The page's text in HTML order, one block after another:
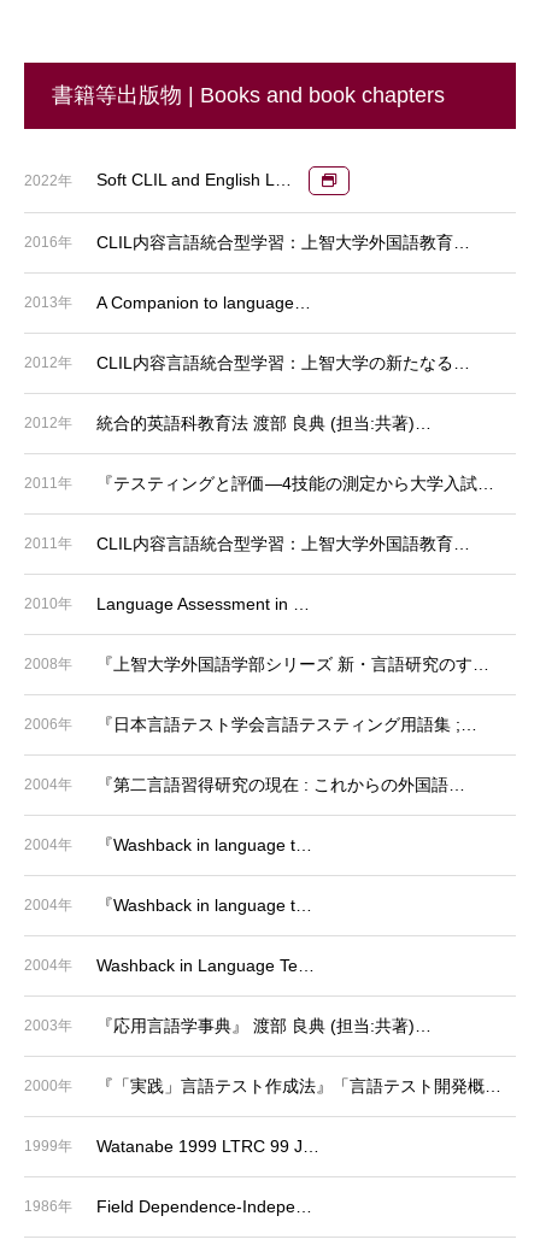
書籍等出版物 | Books and book chapters
Soft CLIL and English L…
2022年
CLIL内容言語統合型学習：上智大学外国語教育…
2016年
A Companion to language…
2013年
CLIL内容言語統合型学習：上智大学の新たなる…
2012年
統合的英語科教育法 渡部 良典 (担当:共著)…
2012年
『テスティングと評価―4技能の測定から大学入試…
2011年
CLIL内容言語統合型学習：上智大学外国語教育…
2011年
Language Assessment in …
2010年
『上智大学外国語学部シリーズ 新・言語研究のす…
2008年
『日本言語テスト学会言語テスティング用語集 ;…
2006年
『第二言語習得研究の現在 : これからの外国語…
2004年
『Washback in language t…
2004年
『Washback in language t…
2004年
Washback in Language Te…
2004年
『応用言語学事典』 渡部 良典 (担当:共著)…
2003年
『「実践」言語テスト作成法』「言語テスト開発概…
2000年
Watanabe 1999 LTRC 99 J…
1999年
Field Dependence-Indepe…
1986年